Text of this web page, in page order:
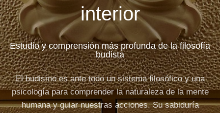
interior
Estudio y comprensión más profunda de la filosofía
budista
El budismo es ante todo un sistema filosófico y una
psicología para comprender la naturaleza de la mente
humana y guiar nuestras acciones. Su sabiduría